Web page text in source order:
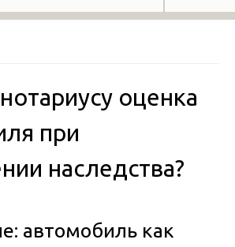
оценка
при
наследства?
автомобиль как